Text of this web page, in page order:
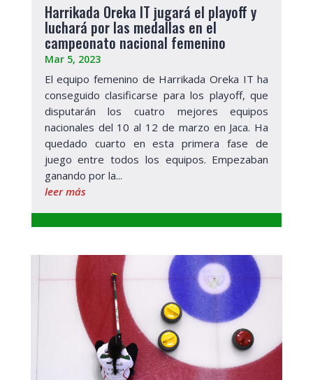
Harrikada Oreka IT jugará el playoff y
luchará por las medallas en el
campeonato nacional femenino
Mar 5, 2023
El equipo femenino de Harrikada Oreka IT ha
conseguido clasificarse para los playoff, que
disputarán los cuatro mejores equipos
nacionales del 10 al 12 de marzo en Jaca. Ha
quedado cuarto en esta primera fase de
juego entre todos los equipos. Empezaban
ganando por la...
leer más